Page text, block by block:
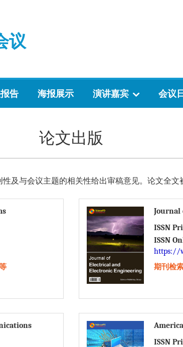
议
告 海报展示 演讲嘉宾 会议
论文出版
及与会议主题的相关性给出审稿意见。论文全文
Journal
ISSN
ISSN
https://
期刊检
ISSN